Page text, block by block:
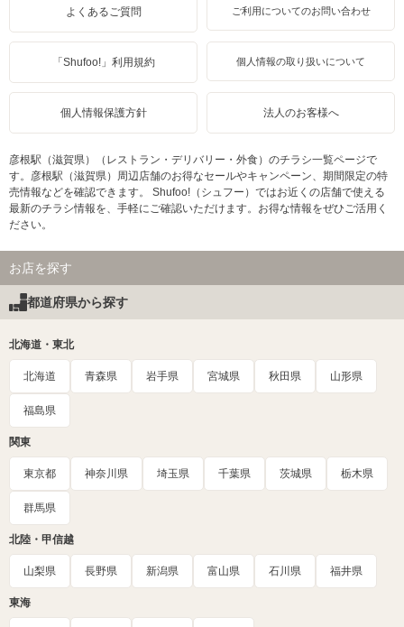
よくあるご質問 ご利用についてのお問い合わせ
「Shufoo!」利用規約 個人情報の取り扱いについて
個人情報保護方針 法人のお客様へ
彦根駅（滋賀県）（レストラン・デリバリー・外食）のチラシ一覧ページで
す。彦根駅（滋賀県）周辺店舗のお得なセールやキャンペーン、期間限定の特
売情報などを確認できます。 Shufoo!（シュフー）ではお近くの店舗で使える
最新のチラシ情報を、手軽にご確認いただけます。お得な情報をぜひご活用く
ださい。
お店を探す
都道府県から探す
北海道・東北
北海道 青森県 岩手県 宮城県 秋田県 山形県
福島県
関東
東京都 神奈川県 埼玉県 千葉県 茨城県 栃木県
群馬県
北陸・甲信越
山梨県 長野県 新潟県 富山県 石川県 福井県
東海